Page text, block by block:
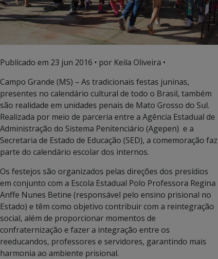
Publicado em 23 jun 2016 • por Keila Oliveira •
Campo Grande (MS) – As tradicionais festas juninas,
presentes no calendário cultural de todo o Brasil, também
são realidade em unidades penais de Mato Grosso do Sul.
Realizada por meio de parceria entre a Agência Estadual de
Administração do Sistema Penitenciário (Agepen) e a
Secretaria de Estado de Educação (SED), a comemoração faz
parte do calendário escolar dos internos.
Os festejos são organizados pelas direções dos presídios
em conjunto com a Escola Estadual Polo Professora Regina
Anffe Nunes Betine (responsável pelo ensino prisional no
Estado) e têm como objetivo contribuir com a reintegração
social, além de proporcionar momentos de
confraternização e fazer a integração entre os
reeducandos, professores e servidores, garantindo mais
harmonia ao ambiente prisional.